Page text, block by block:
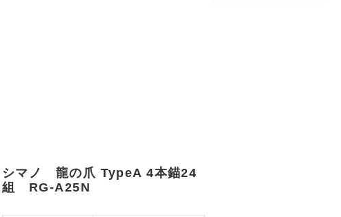
シマノ 龍の爪 TypeA 4本錨24
組 RG-A25N